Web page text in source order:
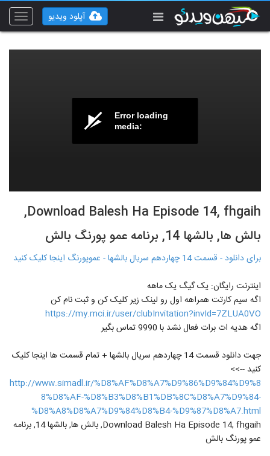
Toggle
آپلود ویدیو
Error loading
media:
Download Balesh Ha Episode 14, fhgaih,
بالش ها, بالشها 14, برنامه عمو پورنگ بالش
برای دانلود - قسمت 14 چهاردهم سریال بالشها - عموپورنگ اینجا کلیک کنید
اینترنت رایگان: یک گیگ یک ماهه
اگه سیم کارتت همراهه اول رو لینک زیر کلیک کن و ثبت نام کن
https://my.mci.ir/user/clubInvitation?invId=7ZLUA0VO
اگه هدیه ات برات فعال نشد با 9990 تماس بگیر
جهت دانلود قسمت 14 چهاردهم سریال بالشها + تمام قسمت ها اینجا کلیک
کنید -->>
http://www.simadl.ir/%D8%AF%D8%A7%D9%86%D9%84%D9%8
8%D8%AF-%D8%B3%D8%B1%DB%8C%D8%A7%D9%84-
%D8%A8%D8%A7%D9%84%D8%B4-%D9%87%D8%A7.html
Download Balesh Ha Episode 14, fhgaih, بالش ها, بالشها 14, برنامه
عمو پورنگ بالش